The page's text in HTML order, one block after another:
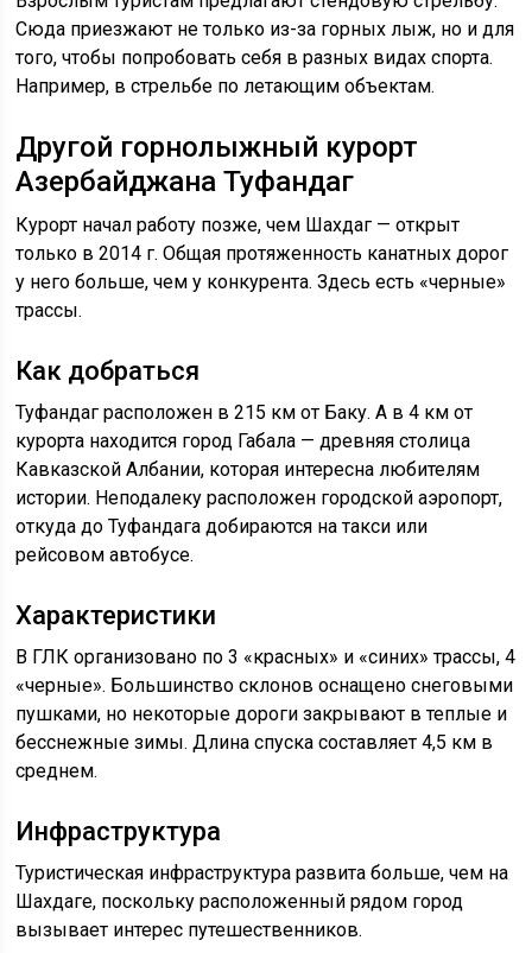
Сюда приезжают не только из-за горных лыж, но и для
того, чтобы попробовать себя в разных видах спорта.
Например, в стрельбе по летающим объектам.
Другой горнолыжный курорт
Азербайджана Туфандаг
Курорт начал работу позже, чем Шахдаг — открыт
только в 2014 г. Общая протяженность канатных дорог
у него больше, чем у конкурента. Здесь есть «черные»
трассы.
Как добраться
Туфандаг расположен в 215 км от Баку. А в 4 км от
курорта находится город Габала — древняя столица
Кавказской Албании, которая интересна любителям
истории. Неподалеку расположен городской аэропорт,
откуда до Туфандага добираются на такси или
рейсовом автобусе.
Характеристики
В ГЛК организовано по 3 «красных» и «синих» трассы, 4
«черные». Большинство склонов оснащено снеговыми
пушками, но некоторые дороги закрывают в теплые и
бесснежные зимы. Длина спуска составляет 4,5 км в
среднем.
Инфраструктура
Туристическая инфраструктура развита больше, чем на
Шахдаге, поскольку расположенный рядом город
вызывает интерес путешественников.